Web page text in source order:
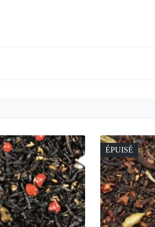
ÉPUISÉ